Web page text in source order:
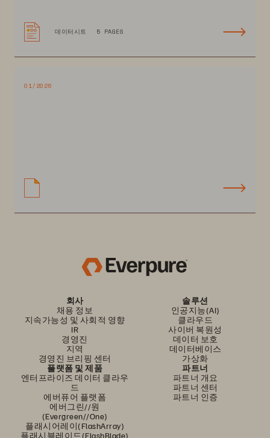
데이터시트 5 PAGES
01/2026
회사
채용 정보
지속가능성 및 사회적 영향
IR
경영진
지역
경영진 브리핑 센터
솔루션
인공지능(AI)
클라우드
사이버 복원성
데이터 보호
데이터베이스
가상화
플랫폼 및 제품
엔터프라이즈 데이터 클라우
드
에버퓨어 플랫폼
에버그린//원
(Evergreen//One)
플래시어레이(FlashArray)
플래시블레이드(FlashBlade)
파트너
파트너 개요
파트너 센터
파트너 인증